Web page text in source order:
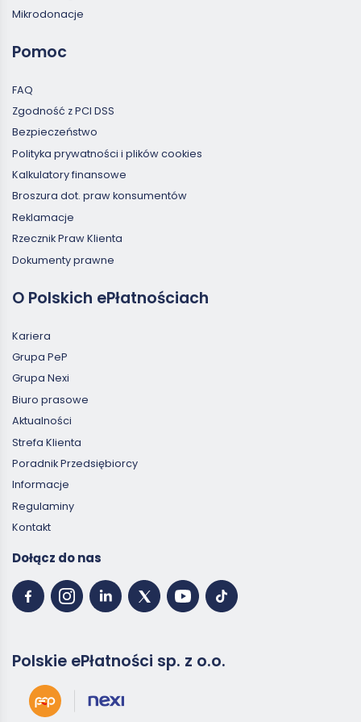
Mikrodonacje
Pomoc
FAQ
Zgodność z PCI DSS
Bezpieczeństwo
Polityka prywatności i plików cookies
Kalkulatory finansowe
Broszura dot. praw konsumentów
Reklamacje
Rzecznik Praw Klienta
Dokumenty prawne
O Polskich ePłatnościach
Kariera
Grupa PeP
Grupa Nexi
Biuro prasowe
Aktualności
Strefa Klienta
Poradnik Przedsiębiorcy
Informacje
Regulaminy
Kontakt
Dołącz do nas
Polskie ePłatności sp. z o.o.